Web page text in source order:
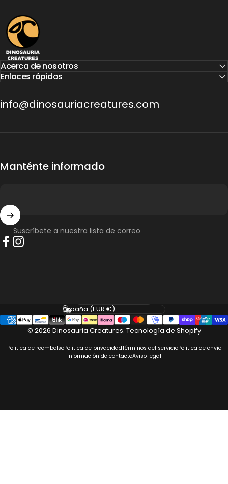
Dinosauria Creatures
Acerca de nosotros
Enlaces rápidos
info@dinosauriacreatures.com
Manténte informado
Suscríbete a nuestra lista de correo
© 2026 Dinosauria Creatures. Tecnología de Shopify
Política de reembolsoPolítica de privacidadTérminos del servicioPolítica de envío
Información de contactoAviso legal
Idioma
País/región